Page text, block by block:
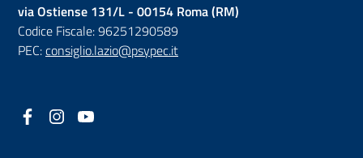
via Ostiense 131/L - 00154 Roma (RM)
Codice Fiscale: 96251290589
PEC:consiglio.lazio@psypec.it
Facebook
(nuova scheda - new tab)
Instagram
(nuova scheda - new tab)